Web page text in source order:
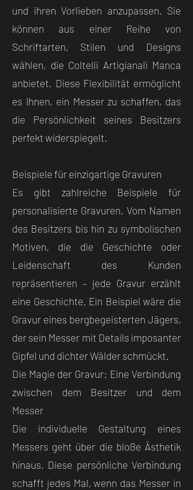
und ihren Vorlieben anzupassen. Sie
können aus einer Reihe von
Schriftarten, Stilen und Designs
wählen, die Coltelli Artigianali Manca
anbietet. Diese Flexibilität ermöglicht
es Ihnen, ein Messer zu schaffen, das
die Persönlichkeit seines Besitzers
perfekt widerspiegelt.
Beispiele für einzigartige Gravuren
Es gibt zahlreiche Beispiele für
personalisierte Gravuren. Vom Namen
des Besitzers bis hin zu symbolischen
Motiven, die die Geschichte oder
Leidenschaft des Kunden
repräsentieren – jede Gravur erzählt
eine Geschichte. Ein Beispiel wäre die
Gravur eines bergbegeisterten Jägers,
der sein Messer mit Details imposanter
Gipfel und dichter Wälder schmückt.
Die Magie der Gravur: Eine Verbindung
zwischen dem Besitzer und dem
Messer
Die individuelle Gestaltung eines
Messers geht über die bloße Ästhetik
hinaus. Diese persönliche Verbindung
schafft jedes Mal, wenn das Messer in